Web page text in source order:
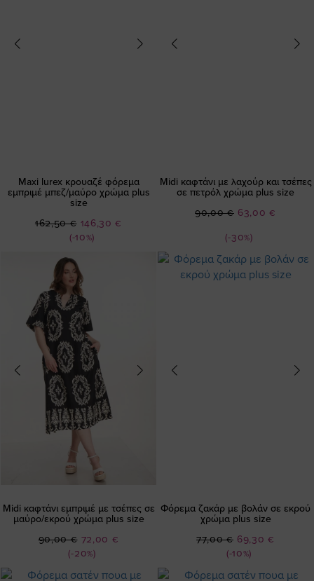
Maxi lurex κρουαζέ φόρεμα
εμπριμέ μπεζ/μαύρο χρώμα plus
size
(-10%)
Ειδική
Τιμή
146,30 €
162,50 €
Midi καφτάνι με λαχούρ και τσέπες
σε πετρόλ χρώμα plus size
(-30%)
Ειδική
63,00 €
90,00 €
Midi καφτάνι εμπριμέ με τσέπες σε
μαύρο/εκρού χρώμα plus size
(-20%)
Ειδική
Τιμή
72,00 €
90,00 €
Φόρεμα ζακάρ με βολάν σε εκρού
χρώμα plus size
(-10%)
Ειδική
Τιμή
69,30 €
77,00 €